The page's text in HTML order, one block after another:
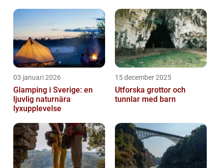
03 januari 2026
Glamping i Sverige: en
ljuvlig naturnära
lyxupplevelse
15 december 2025
Utforska grottor och
tunnlar med barn